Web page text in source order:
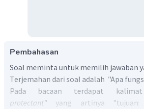
Pembahasan
Soal meminta untuk memilih jawaban
Terjemahan dari soal adalah "Apa
Pada bacaan terdapat
protectant"yang artinya